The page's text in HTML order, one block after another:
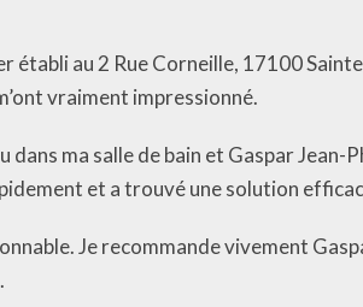
établi au 2 Rue Corneille, 17100
vraiment impressionné.
ma salle de bain et Gaspar Jean-
et a trouvé une solution
Je recommande vivement